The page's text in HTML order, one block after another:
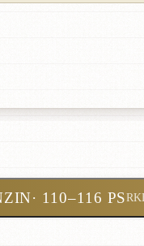
· 110–116 PS